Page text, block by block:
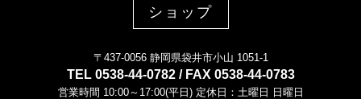
ショップ
〒437-0056 静岡県袋井市小山 1051-1
TEL 0538-44-0782 / FAX 0538-44-0783
営業時間 10:00～17:00(平日) 定休日：土曜日 日曜日